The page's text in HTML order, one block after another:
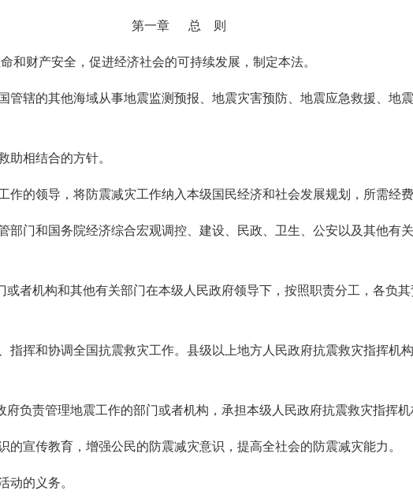
第一章 总 则
和财产安全，促进经济社会的可持续发展，制定本法。
管辖的其他海域从事地震监测预报、地震灾害预防、地震应急救援、地
助相结合的方针。
的领导，将防震减灾工作纳入本级国民经济和社会发展规划，所需经费
部门和国务院经济综合宏观调控、建设、民政、卫生、公安以及其他有
者机构和其他有关部门在本级人民政府领导下，按照职责分工，各负
指挥和协调全国抗震救灾工作。县级以上地方人民政府抗震救灾指挥机
负责管理地震工作的部门或者机构，承担本级人民政府抗震救灾指挥机
宣传教育，增强公民的防震减灾意识，提高全社会的防震减灾能力。
动的义务。